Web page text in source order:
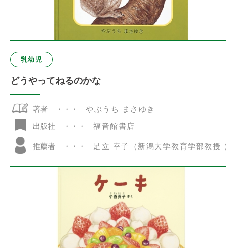
乳幼児
どうやってねるのかな
著者
やぶうち まさゆき
出版社
福音館書店
推薦者 足立 幸子（新潟大学教育学部教授